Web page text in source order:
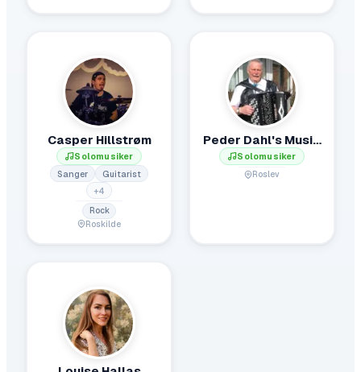
Casper Hillstrøm
Solomusiker
Sanger
Guitarist
+4
Rock
Roskilde
Peder Dahl's Musik.
Solomusiker
Roslev